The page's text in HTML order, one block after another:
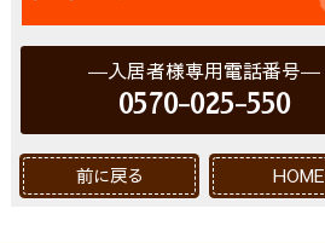
入居者様専用電話番号
0570-025-550
前に戻る HOME